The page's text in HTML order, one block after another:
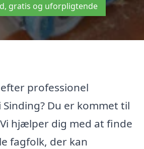
gratis og uforpligtende
professionel
Du er kommet til
hjælper dig med at finde
fagfolk, der kan